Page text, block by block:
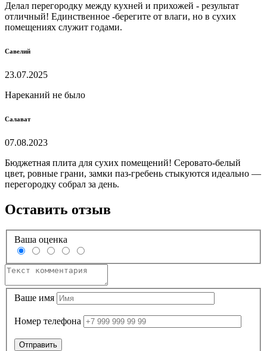
Делал перегородку между кухней и прихожей - результат
отличный! Единственное -берегите от влаги, но в сухих
помещениях служит годами.
Савелий
23.07.2025
Нареканий не было
Салават
07.08.2023
Бюджетная плита для сухих помещений! Серовато-белый
цвет, ровные грани, замки паз-гребень стыкуются идеально —
перегородку собрал за день.
Оставить отзыв
Ваша оценка
Ваше имя
Номер телефона